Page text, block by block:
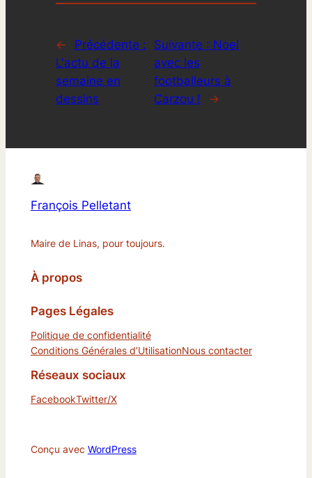
←
Précédente :
L'actu de la
semaine en
dessins
Suivante : Noel
avec les
footballeurs à
Carzou !
→
François Pelletant
Maire de Linas, pour toujours.
À propos
Pages Légales
Politique de confidentialité
Conditions Générales d’UtilisationNous contacter
Réseaux sociaux
FacebookTwitter/X
Conçu avec WordPress